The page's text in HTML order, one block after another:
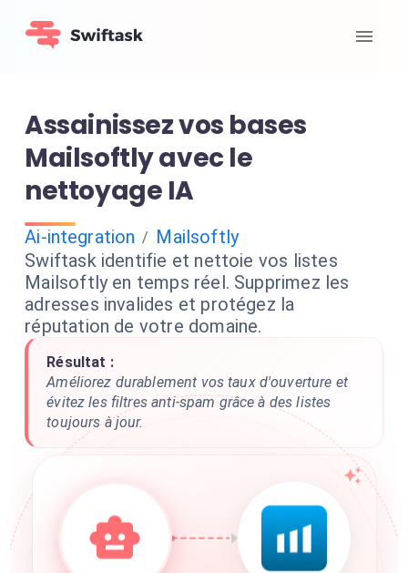
Assainissez vos bases
Mailsoftly avec le
nettoyage IA
Ai-integration / Mailsoftly
Swiftask identifie et nettoie vos listes
Mailsoftly en temps réel. Supprimez les
adresses invalides et protégez la
réputation de votre domaine.
Résultat :
Améliorez durablement vos taux d'ouverture et
évitez les filtres anti-spam grâce à des listes
toujours à jour.